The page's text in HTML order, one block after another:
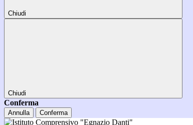
Chiudi
Chiudi
Conferma
Annulla Conferma